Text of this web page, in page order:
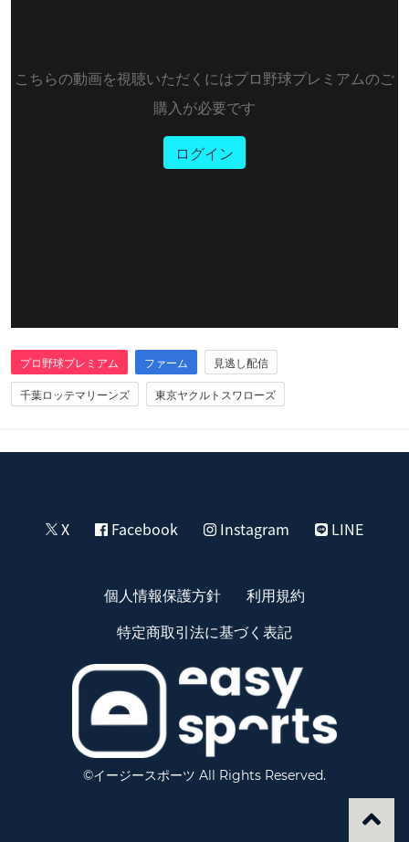
こちらの動画を視聴いただくにはプロ野球プレミアムのご
購入が必要です
ログイン
プロ野球プレミアム ファーム
見逃し配信
千葉ロッテマリーンズ
東京ヤクルトスワローズ
X Facebook Instagram LINE
個人情報保護方針
利用規約
特定商取引法に基づく表記
©イージースポーツ All Rights Reserved.